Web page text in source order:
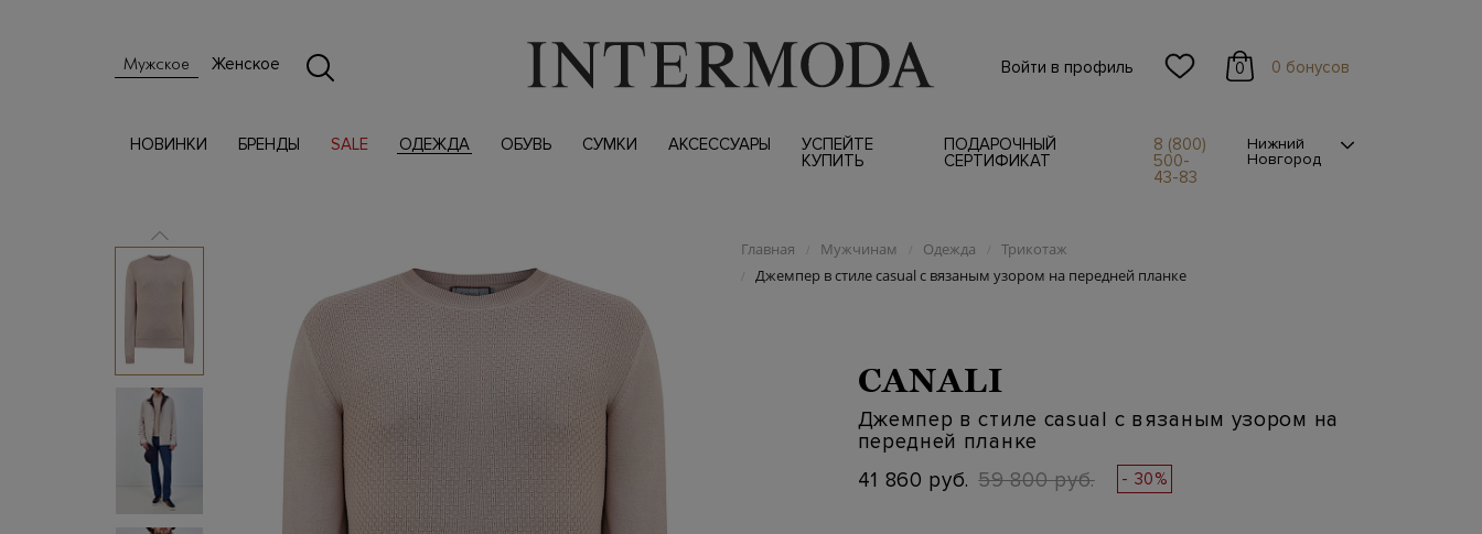
Мужское Женское Войти в профиль 0 0 бонусов
НОВИНКИ БРЕНДЫ SALE ОДЕЖДА ОБУВЬ СУМКИ АКСЕССУАРЫ
УСПЕЙТЕ
КУПИТЬ
ПОДАРОЧНЫЙ
СЕРТИФИКАТ
8 (800)
500-
43-83
Нижний
Новгород
Главная / Мужчинам / Одежда / Трикотаж
/ Джемпер в стиле casual с вязаным узором на передней планке
CANALI
Джемпер в стиле casual с вязаным узором на
передней планке
41 860 руб. 59 800 руб. - 30%